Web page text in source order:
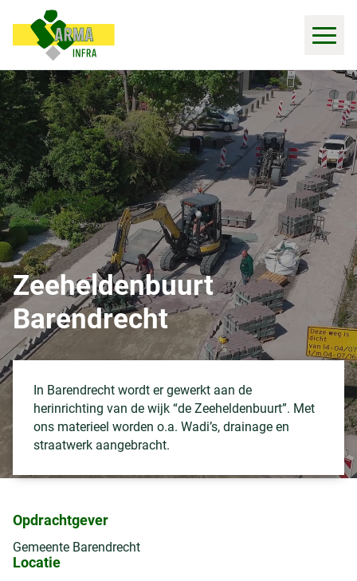
Zeeheldenbuurt
Barendrecht
In Barendrecht wordt er gewerkt aan de
herinrichting van de wijk “de Zeeheldenbuurt”. Met
ons materieel worden o.a. Wadi’s, drainage en
straatwerk aangebracht.
Opdrachtgever
Gemeente Barendrecht
Locatie